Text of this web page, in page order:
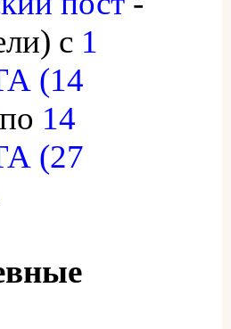
с 1
(14
по 14
(27